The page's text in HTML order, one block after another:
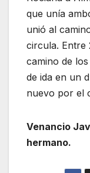
que unía
unió al
circula. Entre
camino de
de ida en un
nuevo por el
Venancio
hermano.